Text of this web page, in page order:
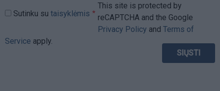
Sutinku su taisyklėmis
This site is protected by
reCAPTCHA and the Google
Privacy Policy and Terms of
Service apply.